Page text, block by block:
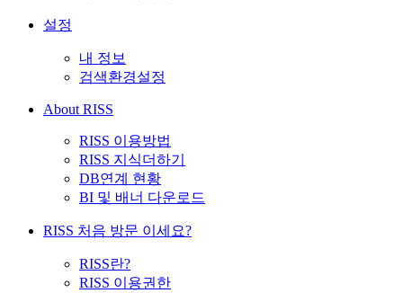
설정
내 정보
검색환경설정
About RISS
RISS 이용방법
RISS 지식더하기
DB연계 현황
BI 및 배너 다운로드
RISS 처음 방문 이세요?
RISS란?
RISS 이용권한